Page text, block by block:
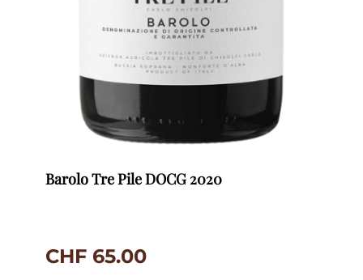
Barolo Tre Pile DOCG 2020
CHF 65.00